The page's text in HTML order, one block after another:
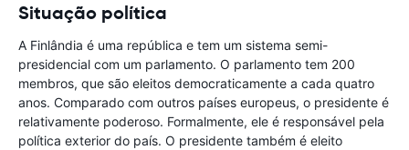
Situação política
A Finlândia é uma república e tem um sistema semi-
presidencial com um parlamento. O parlamento tem 200
membros, que são eleitos democraticamente a cada quatro
anos. Comparado com outros países europeus, o presidente é
relativamente poderoso. Formalmente, ele é responsável pela
política exterior do país. O presidente também é eleito